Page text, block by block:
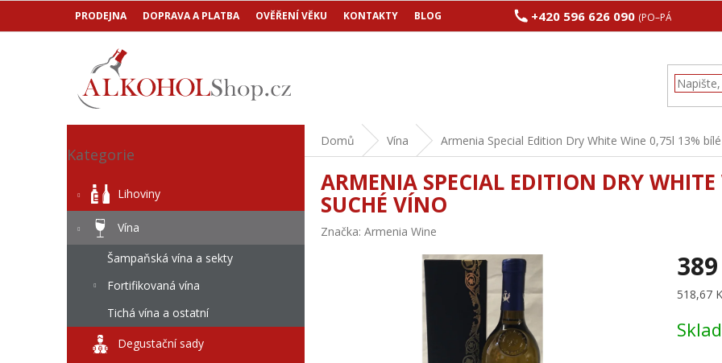
obsah
PRODEJNA DOPRAVA A PLATBA OVĚŘENÍ VĚKU KONTAKTY BLOG +420 596 626 090 (PO–PÁ
o
n
kategorie
Kategorie
Lihoviny
Vína
Šampaňská vína a sekty
Fortifikovaná vína
Tichá vína a ostatní
Degustační sady
Domů Vína Armenia Special Edition Dry White Wine 0,75l 13%
ARMENIA SPECIAL EDITION DRY
SUCHÉ VÍNO
Značka: Armenia Wine
Měrná
518,67